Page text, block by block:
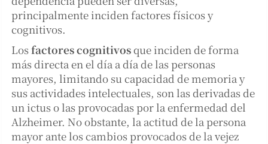
principalmente inciden factores físicos y
cognitivos.
Losfactores cognitivosque inciden de forma
más directa en el día a día de las personas
mayores, limitando su capacidad de memoria y
sus actividades intelectuales, son las derivadas de
un ictus o las provocadas por la enfermedad del
Alzheimer. No obstante, la actitud de la persona
mayor ante los cambios provocados de la vejez